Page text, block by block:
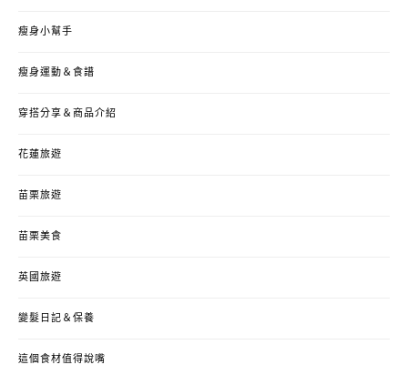
瘦身小幫手
瘦身運動＆食譜
穿搭分享＆商品介紹
花蓮旅遊
苗栗旅遊
苗栗美食
英國旅遊
變髮日記＆保養
這個食材值得說嘴